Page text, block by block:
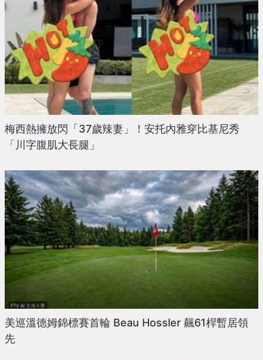
梅西熱擁放閃「37歲辣妻」！安托內雅穿比基尼秀
「川字腹肌大長腿」
美巡溫德姆錦標賽首輪 Beau Hossler 飆61桿暫居領
先